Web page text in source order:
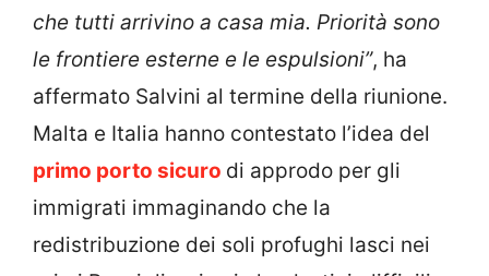
che tutti arrivino a casa mia. Priorità sono
le frontiere esterne e le espulsioni”, ha
affermato Salvini al termine della riunione.
Malta e Italia hanno contestato l’idea del
primo porto sicuro di approdo per gli
immigrati immaginando che la
redistribuzione dei soli profughi lasci nei